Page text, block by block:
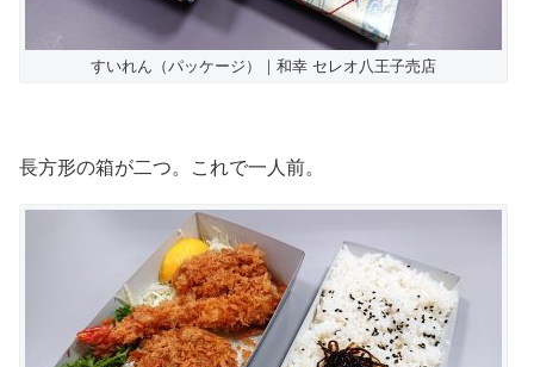
すいれん（パッケージ）｜和幸 セレオ八王子売店
長方形の箱が二つ。これで一人前。